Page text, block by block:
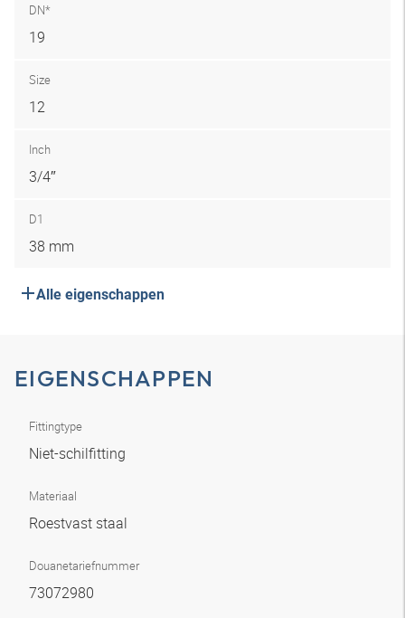
DN*
19
Size
12
Inch
3/4″
D1
38 mm
Alle eigenschappen
EIGENSCHAPPEN
Fittingtype
Niet-schilfitting
Materiaal
Roestvast staal
Douanetariefnummer
73072980